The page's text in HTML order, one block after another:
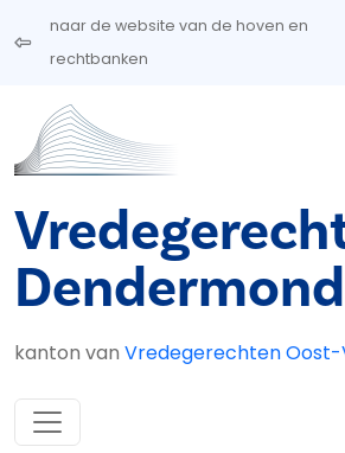
Overslaan en naar de inhoud gaan
naar de website van de hoven en
rechtbanken
kanton van Vredegerechten